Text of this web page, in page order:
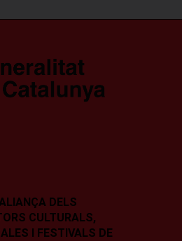
DELS
CULTURALS,
I
FESTIVALS DE